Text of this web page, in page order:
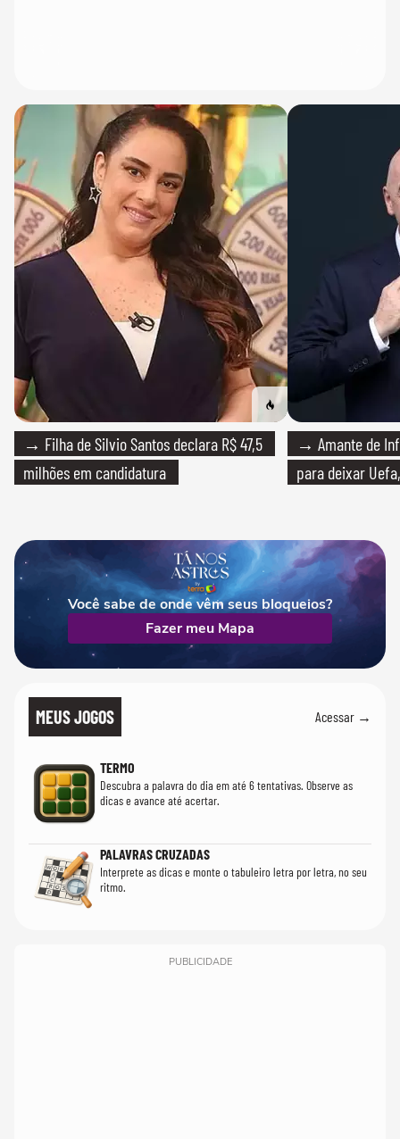
→ Filha de Silvio Santos declara R$ 47,5
milhões em candidatura
→ Amante de
para deixar
Você sabe de onde vêm seus bloqueios?
Fazer meu Mapa
MEUS JOGOS Acessar →
TERMO
Descubra a palavra do dia em até 6 tentativas. Observe as
dicas e avance até acertar.
PALAVRAS CRUZADAS
Interprete as dicas e monte o tabuleiro letra por letra, no seu
ritmo.
PUBLICIDADE